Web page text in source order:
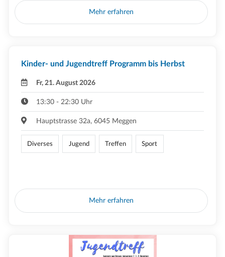
Mehr erfahren
Kinder- und Jugendtreff Programm bis Herbst
Fr, 21. August 2026
13:30 - 22:30 Uhr
Hauptstrasse 32a, 6045 Meggen
Diverses Jugend Treffen Sport
Mehr erfahren